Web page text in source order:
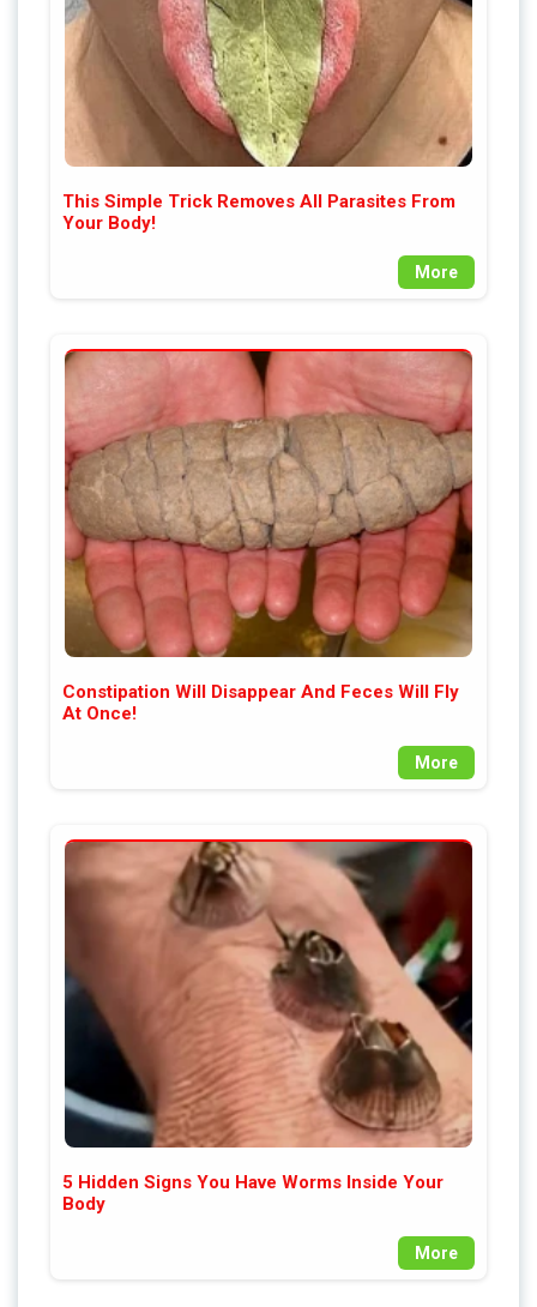
This Simple Trick Removes All Parasites From
Your Body!
More
Constipation Will Disappear And Feces Will Fly
At Once!
More
5 Hidden Signs You Have Worms Inside Your
Body
More